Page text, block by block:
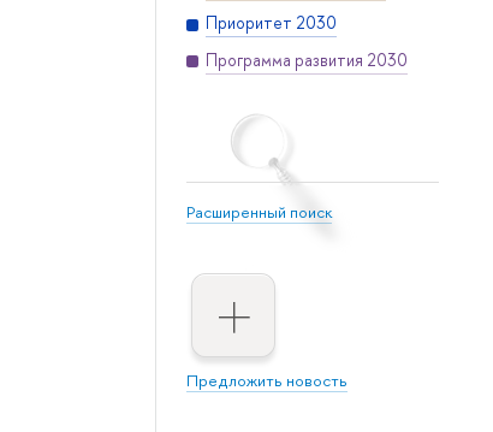
Приоритет 2030
Программа развития 2030
Расширенный поиск
Предложить новость